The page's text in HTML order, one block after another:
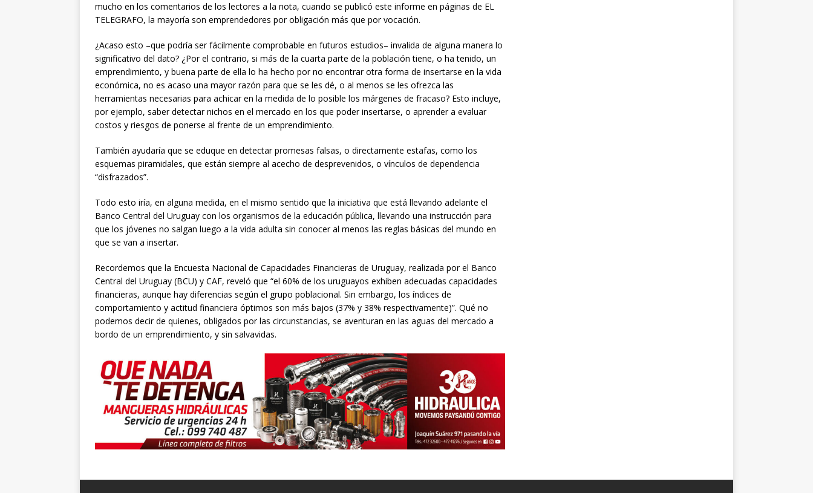
mucho en los comentarios de los lectores a la nota, cuando se publicó este informe en páginas de EL
TELEGRAFO, la mayoría son emprendedores por obligación más que por vocación.
¿Acaso esto –que podría ser fácilmente comprobable en futuros estudios– invalida de alguna manera lo
significativo del dato? ¿Por el contrario, si más de la cuarta parte de la población tiene, o ha tenido, un
emprendimiento, y buena parte de ella lo ha hecho por no encontrar otra forma de insertarse en la vida
económica, no es acaso una mayor razón para que se les dé, o al menos se les ofrezca las
herramientas necesarias para achicar en la medida de lo posible los márgenes de fracaso? Esto incluye,
por ejemplo, saber detectar nichos en el mercado en los que poder insertarse, o aprender a evaluar
costos y riesgos de ponerse al frente de un emprendimiento.
También ayudaría que se eduque en detectar promesas falsas, o directamente estafas, como los
esquemas piramidales, que están siempre al acecho de desprevenidos, o vínculos de dependencia
“disfrazados”.
Todo esto iría, en alguna medida, en el mismo sentido que la iniciativa que está llevando adelante el
Banco Central del Uruguay con los organismos de la educación pública, llevando una instrucción para
que los jóvenes no salgan luego a la vida adulta sin conocer al menos las reglas básicas del mundo en
que se van a insertar.
Recordemos que la Encuesta Nacional de Capacidades Financieras de Uruguay, realizada por el Banco
Central del Uruguay (BCU) y CAF, reveló que “el 60% de los uruguayos exhiben adecuadas capacidades
financieras, aunque hay diferencias según el grupo poblacional. Sin embargo, los índices de
comportamiento y actitud financiera óptimos son más bajos (37% y 38% respectivamente)”. Qué no
podemos decir de quienes, obligados por las circunstancias, se aventuran en las aguas del mercado a
bordo de un emprendimiento, y sin salvavidas.